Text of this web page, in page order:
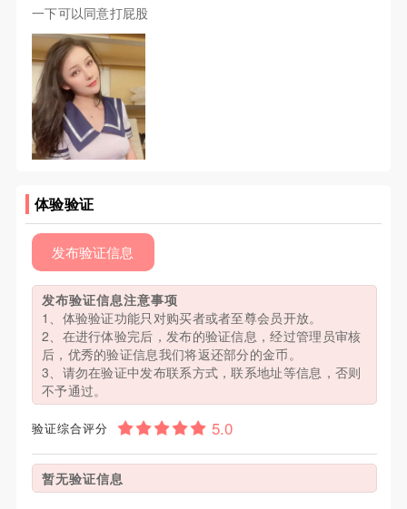
一下可以同意打屁股
体验验证
发布验证信息
发布验证信息注意事项
1、体验验证功能只对购买者或者至尊会员开放。
2、在进行体验完后，发布的验证信息，经过管理员审核
后，优秀的验证信息我们将返还部分的金币。
3、请勿在验证中发布联系方式，联系地址等信息，否则
不予通过。
验证综合评分
暂无验证信息